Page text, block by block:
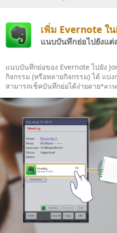
เพิ่ม Evernote ใ
แนบบันทึกย่อไปยังแต่
แนบบันทึกย่อของ Evernote ไปยัง
กิจกรรม (หรือหลายกิจกรรม) ได้ แบ่
สามารถเช็คบันทึกย่อได้ง่ายดาย*ควร